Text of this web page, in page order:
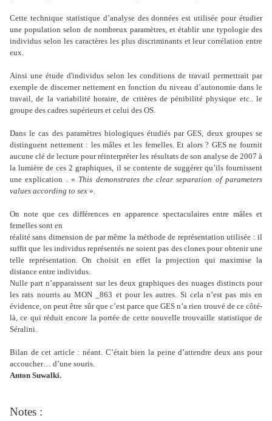
Cette technique statistique d’analyse des données est utilisée pour étudier
une population selon de nombreux paramètres, et établir une typologie des
individus selon les caractères les plus discriminants et leur corrélation entre
eux.
Ainsi une étude d'individus selon les conditions de travail permettrait par
exemple de discerner nettement en fonction du niveau d’autonomie dans le
travail, de la variabilité horaire, de critères de pénibilité physique etc.. le
groupe des cadres supérieurs et celui des OS.
Dans le cas des paramètres biologiques étudiés par GES, deux groupes se
distinguent nettement : les mâles et les femelles. Et alors ? GES ne fournit
aucune clé de lecture pour réinterpréter les résultats de son analyse de 2007 à
la lumière de ces 2 graphiques, il se contente de suggérer qu’ils fournissent
une explication . « This demonstrates the clear separation of parameters
values according to sex ».
On note que ces différences en apparence spectaculaires entre mâles et
femelles sont en
réalité sans dimension de par même la méthode de représentation utilisée : il
suffit que les individus représentés ne soient pas des clones pour obtenir une
telle représentation. On choisit en effet la projection qui maximise la
distance entre individus.
Nulle part n’apparaissent sur les deux graphiques des nuages distincts pour
les rats nourris au MON _863 et pour les autres. Si cela n’est pas mis en
évidence, on peut être sûr que c’est parce que GES n’a rien trouvé de ce côté-
là, ce qui réduit encore la portée de cette nouvelle trouvaille statistique de
Séralini.
Bilan de cet article : néant. C’était bien la peine d’attendre deux ans pour
accoucher… d’une souris.
Anton Suwalki.
Notes :